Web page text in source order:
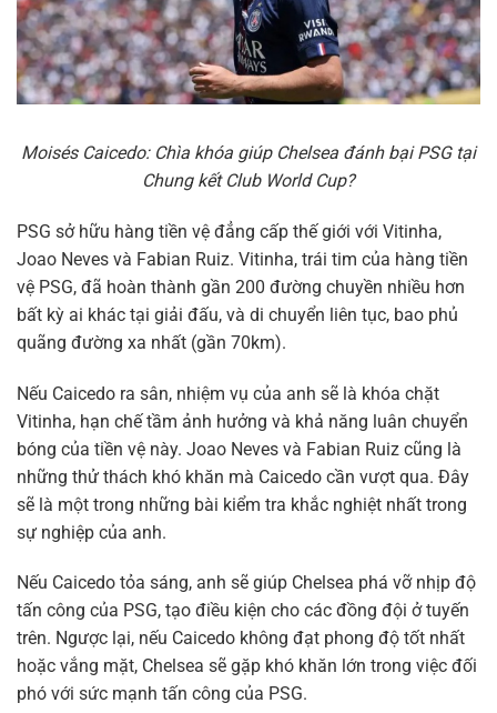
Moisés Caicedo: Chìa khóa giúp Chelsea đánh bại PSG tại
Chung kết Club World Cup?
PSG sở hữu hàng tiền vệ đẳng cấp thế giới với Vitinha,
Joao Neves và Fabian Ruiz. Vitinha, trái tim của hàng tiền
vệ PSG, đã hoàn thành gần 200 đường chuyền nhiều hơn
bất kỳ ai khác tại giải đấu, và di chuyển liên tục, bao phủ
quãng đường xa nhất (gần 70km).
Nếu Caicedo ra sân, nhiệm vụ của anh sẽ là khóa chặt
Vitinha, hạn chế tầm ảnh hưởng và khả năng luân chuyển
bóng của tiền vệ này. Joao Neves và Fabian Ruiz cũng là
những thử thách khó khăn mà Caicedo cần vượt qua. Đây
sẽ là một trong những bài kiểm tra khắc nghiệt nhất trong
sự nghiệp của anh.
Nếu Caicedo tỏa sáng, anh sẽ giúp Chelsea phá vỡ nhịp độ
tấn công của PSG, tạo điều kiện cho các đồng đội ở tuyến
trên. Ngược lại, nếu Caicedo không đạt phong độ tốt nhất
hoặc vắng mặt, Chelsea sẽ gặp khó khăn lớn trong việc đối
phó với sức mạnh tấn công của PSG.